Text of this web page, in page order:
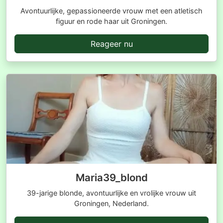
Avontuurlijke, gepassioneerde vrouw met een atletisch
figuur en rode haar uit Groningen.
Reageer nu
Maria39_blond
39-jarige blonde, avontuurlijke en vrolijke vrouw uit
Groningen, Nederland.